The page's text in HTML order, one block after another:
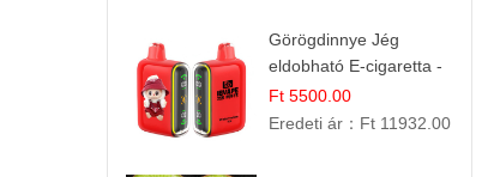
Görögdinnye Jég
eldobható E-cigaretta -
25.000 Slukk | Frissítő
Nyári Íz
Ft 5500.00
Eredeti ár： Ft 11932.00